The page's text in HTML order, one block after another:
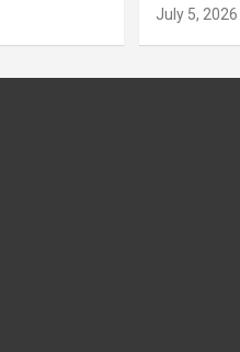
July 5, 2026